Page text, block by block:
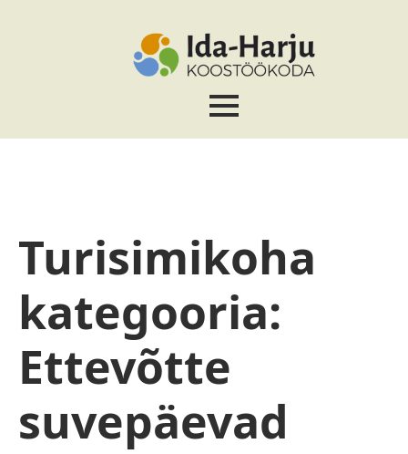
Turisimikoha
kategooria:
Ettevõtte
suvepäevad